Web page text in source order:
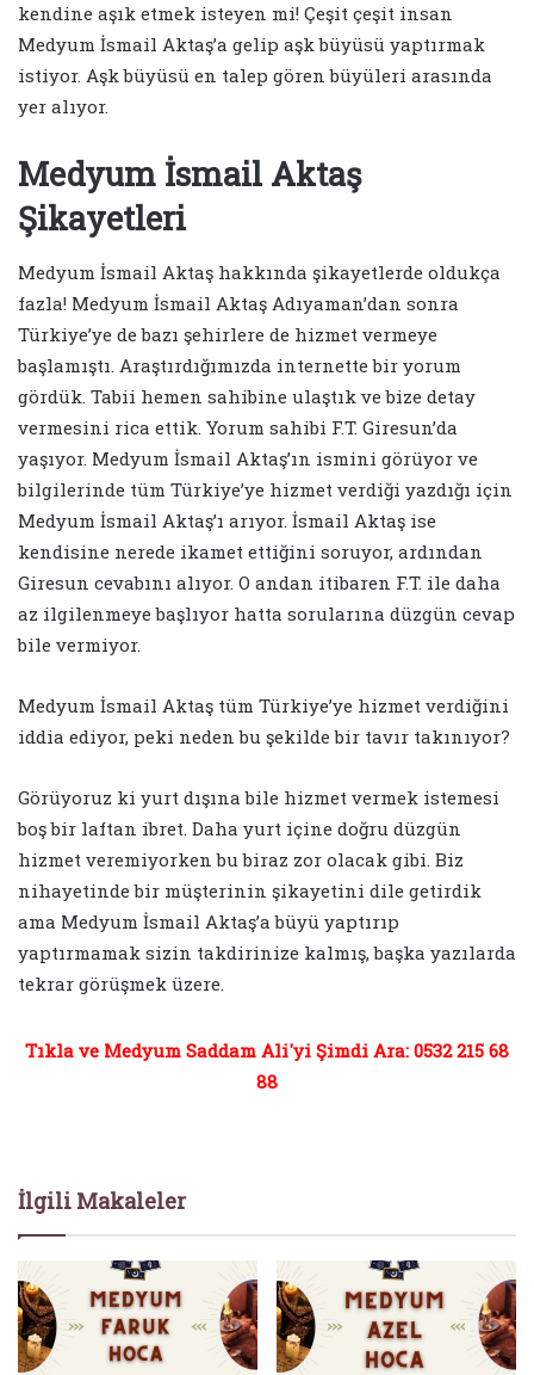
kendine aşık etmek isteyen mi! Çeşit çeşit insan
Medyum İsmail Aktaş’a gelip aşk büyüsü yaptırmak
istiyor. Aşk büyüsü en talep gören büyüleri arasında
yer alıyor.
Medyum İsmail Aktaş
Şikayetleri
Medyum İsmail Aktaş hakkında şikayetlerde oldukça
fazla! Medyum İsmail Aktaş Adıyaman’dan sonra
Türkiye’ye de bazı şehirlere de hizmet vermeye
başlamıştı. Araştırdığımızda internette bir yorum
gördük. Tabii hemen sahibine ulaştık ve bize detay
vermesini rica ettik. Yorum sahibi F.T. Giresun’da
yaşıyor. Medyum İsmail Aktaş’ın ismini görüyor ve
bilgilerinde tüm Türkiye’ye hizmet verdiği yazdığı için
Medyum İsmail Aktaş’ı arıyor. İsmail Aktaş ise
kendisine nerede ikamet ettiğini soruyor, ardından
Giresun cevabını alıyor. O andan itibaren F.T. ile daha
az ilgilenmeye başlıyor hatta sorularına düzgün cevap
bile vermiyor.
Medyum İsmail Aktaş tüm Türkiye’ye hizmet verdiğini
iddia ediyor, peki neden bu şekilde bir tavır takınıyor?
Görüyoruz ki yurt dışına bile hizmet vermek istemesi
boş bir laftan ibret. Daha yurt içine doğru düzgün
hizmet veremiyorken bu biraz zor olacak gibi. Biz
nihayetinde bir müşterinin şikayetini dile getirdik
ama Medyum İsmail Aktaş’a büyü yaptırıp
yaptırmamak sizin takdirinize kalmış, başka yazılarda
tekrar görüşmek üzere.
Tıkla ve Medyum Saddam Ali'yi Şimdi Ara: 0532 215 68
88
İlgili Makaleler